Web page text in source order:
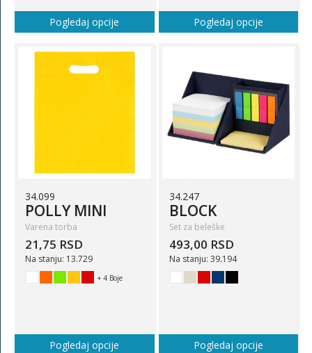
Pogledaj opcije Pogledaj opcije
34.099
POLLY MINI
Varena torba
21,75 RSD
Na stanju: 13.729
+ 4 Boje
Pogledaj opcije
34.247
BLOCK
Set za beleške
493,00 RSD
Na stanju: 39.194
Pogledaj opcije